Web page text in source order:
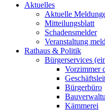
Aktuelles
Aktuelle
Mitteilungsblatt
Schadensmelder
Veranstaltung
Rathaus & Politik
Bürgerservices
Vorzimmer
Bürgerbüro
Kämmerei